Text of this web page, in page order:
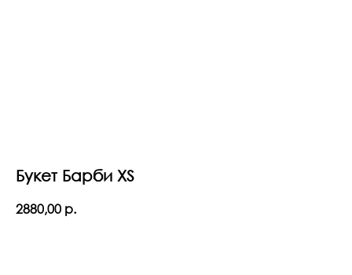
Букет Барби XS
2880,00 р.